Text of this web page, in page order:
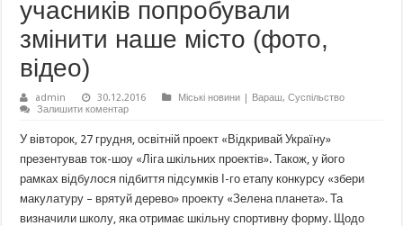
учасників попробували
змінити наше місто (фото,
відео)
admin 30.12.2016 Міські новини | Вараш,Суспільство
Залишити коментар
У вівторок, 27 грудня, освітній проект «Відкривай Україну»
презентував ток-шоу «Ліга шкільних проектів». Також, у його
рамках відбулося підбиття підсумків І-го етапу конкурсу «збери
макулатуру – врятуй дерево» проекту «Зелена планета». Та
визначили школу, яка отримає шкільну спортивну форму. Щодо